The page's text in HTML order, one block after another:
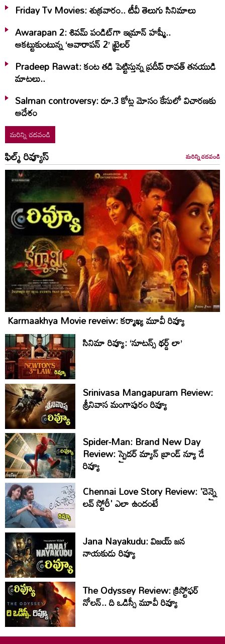
Friday Tv Movies: శుక్ర‌వారం.. టీవీ తెలుగు సినిమాలు
Awarapan 2: శివమ్ పండిట్‌గా ఇమ్రాన్ హష్మీ..
ఆకట్టుకుంటున్న ‘ఆవారాపన్ 2’ ట్రైలర్
Pradeep Rawat: కంట తడి పెట్టిస్తున్న ప్రదీప్ రావత్ తనయుడి
మాటలు..
Salman controversy: రూ.3 కోట్ల మోసం కేసులో విచారణకు
ఆదేశం
మరిన్ని చదవండి
ఫిల్మ్ రివ్యూస్ మరిన్ని చదవండి
Karmaakhya Movie reveiw: కర్మాఖ్య మూవీ రివ్యూ
సినిమా రివ్యూ: ‘నూటన్స్‌ థర్డ్‌ లా’
Srinivasa Mangapuram Review:
శ్రీనివాస మంగాపురం రివ్యూ
Spider-Man: Brand New Day
Review: స్పైడ‌ర్ మ్యాన్ బ్రాండ్ న్యూ డే
రివ్యూ
Chennai Love Story Review: 'చెన్నై
లవ్ స్టోరీ' ఎలా ఉందంటే
Jana Nayakudu: విజయ్‌ జన
నాయకుడు రివ్యూ
The Odyssey Review: క్రిస్టోఫర్
నోల‌న్.. ది ఒడిస్సీ మూవీ రివ్యూ